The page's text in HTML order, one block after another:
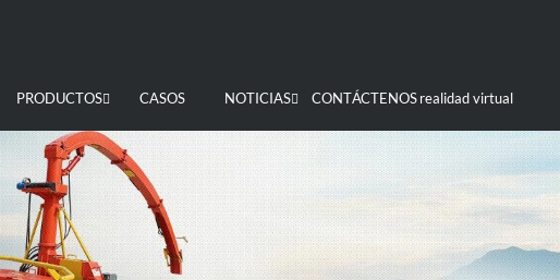
PRODUCTOS CASOS NOTICIAS CONTÁCTENOS realidad virtual